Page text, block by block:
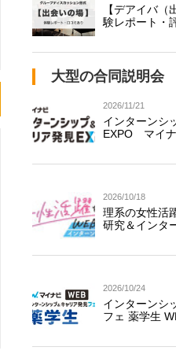
【デアイバ
験レポート・
大型の合同説明会
2026/11/21
インターンシ
EXPO マイ
2026/10/18
理系の女性活
研究＆インタ
2026/10/24
インターンシ
フェ 薬学生